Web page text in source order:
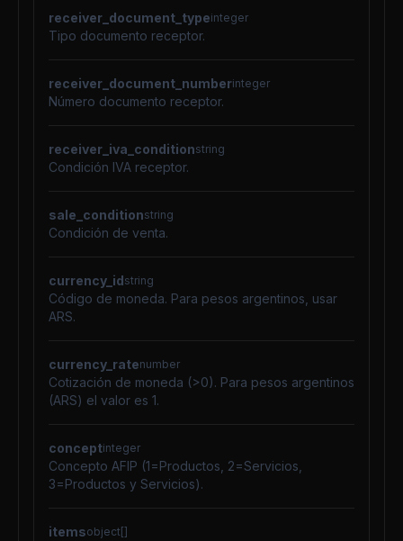
receiver_document_typeinteger
Tipo documento receptor.
receiver_document_numberinteger
Número documento receptor.
receiver_iva_conditionstring
Condición IVA receptor.
sale_conditionstring
Condición de venta.
currency_idstring
Código de moneda. Para pesos argentinos, usar
ARS.
currency_ratenumber
Cotización de moneda (>0). Para pesos argentinos
(ARS) el valor es 1.
conceptinteger
Concepto AFIP (1=Productos, 2=Servicios,
3=Productos y Servicios).
itemsobject[]